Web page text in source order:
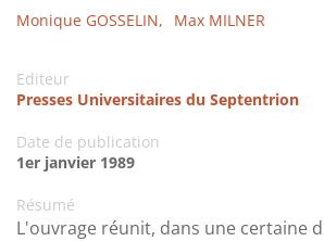
Monique GOSSELIN, Max MILNER
Editeur
Presses Universitaires du Septentrion
Date de publication
1er janvier 1989
Résumé
L'ouvrage réunit, dans une certaine